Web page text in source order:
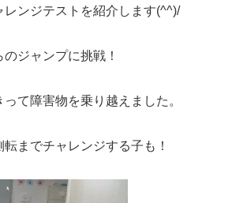
ンジテストを紹介します(^^)/
ジャンプに挑戦！
て障害物を乗り越えました。
までチャレンジする子も！